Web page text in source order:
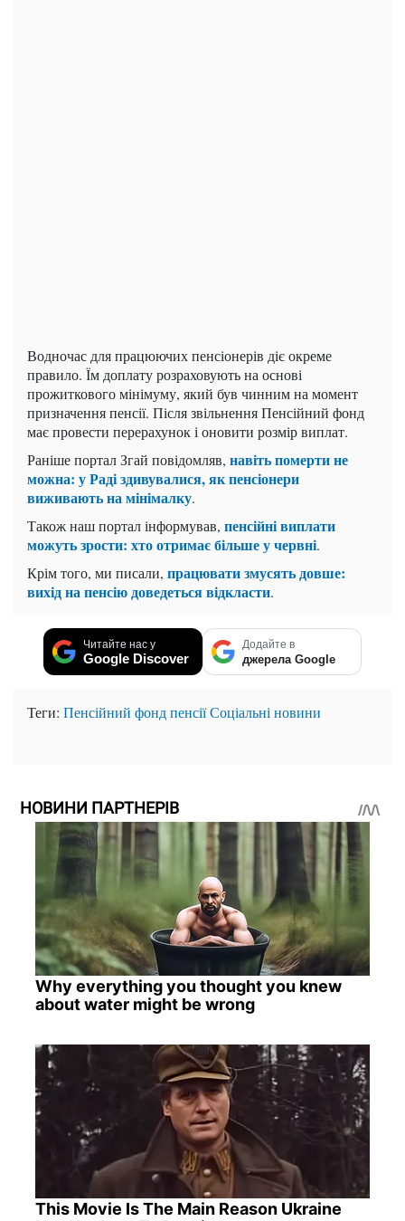
Водночас для працюючих пенсіонерів діє окреме
правило. Їм доплату розраховують на основі
прожиткового мінімуму, який був чинним на момент
призначення пенсії. Після звільнення Пенсійний фонд
має провести перерахунок і оновити розмір виплат.
Раніше портал Згай повідомляв, навіть померти не
можна: у Раді здивувалися, як пенсіонери
виживають на мінімалку.
Також наш портал інформував, пенсійні виплати
можуть зрости: хто отримає більше у червні.
Крім того, ми писали, працювати змусять довше:
вихід на пенсію доведеться відкласти.
Читайте нас у
Google Discover
Додайте в
джерела Google
Теги: Пенсійний фондпенсіїСоціальні новини
НОВИНИ ПАРТНЕРІВ
Why everything you thought you knew
about water might be wrong
This Movie Is The Main Reason Ukraine